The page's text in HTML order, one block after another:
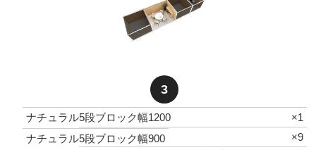
3
ナチュラル5段ブロック幅1200
×1
ナチュラル5段ブロック幅900
×9